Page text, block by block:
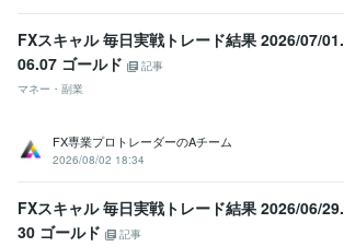
FXスキャル 毎日実戦トレード結果 2026/07/01.
06.07 ゴールド
記事
マネー・副業
FX専業プロトレーダーのAチーム
2026/08/02 18:34
FXスキャル 毎日実戦トレード結果 2026/06/29.
30 ゴールド
記事